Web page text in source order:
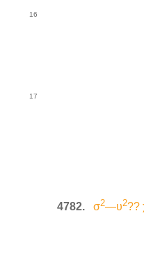
16
17
4782. σ2—υ2??